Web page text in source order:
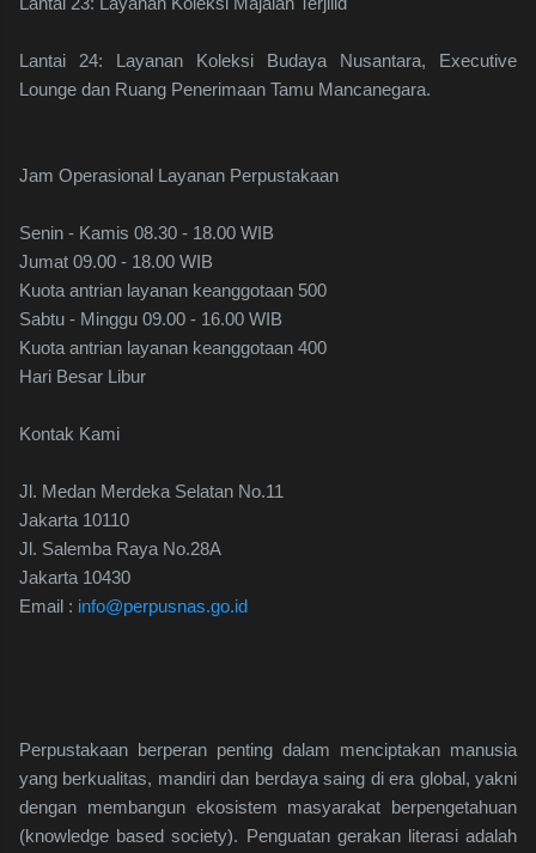
Lantai 24: Layanan Koleksi Budaya Nusantara, Executive
Lounge dan Ruang Penerimaan Tamu Mancanegara.
Jam Operasional Layanan Perpustakaan
Senin - Kamis 08.30 - 18.00 WIB
Jumat 09.00 - 18.00 WIB
Kuota antrian layanan keanggotaan 500
Sabtu - Minggu 09.00 - 16.00 WIB
Kuota antrian layanan keanggotaan 400
Hari Besar Libur
Kontak Kami
Jl. Medan Merdeka Selatan No.11
Jakarta 10110
Jl. Salemba Raya No.28A
Jakarta 10430
Email : info@perpusnas.go.id
Perpustakaan berperan penting dalam menciptakan manusia
yang berkualitas, mandiri dan berdaya saing di era global, yakni
dengan membangun ekosistem masyarakat berpengetahuan
(knowledge based society). Penguatan gerakan literasi adalah